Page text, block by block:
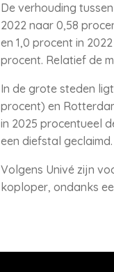
De verhouding
2022 naar 0,58
en 1,0 procent in
procent. Relatief de
In de grote steden
procent) en
in 2025 procentueel
een diefstal geclaimd.
Volgens Univé zijn
koploper, ondanks